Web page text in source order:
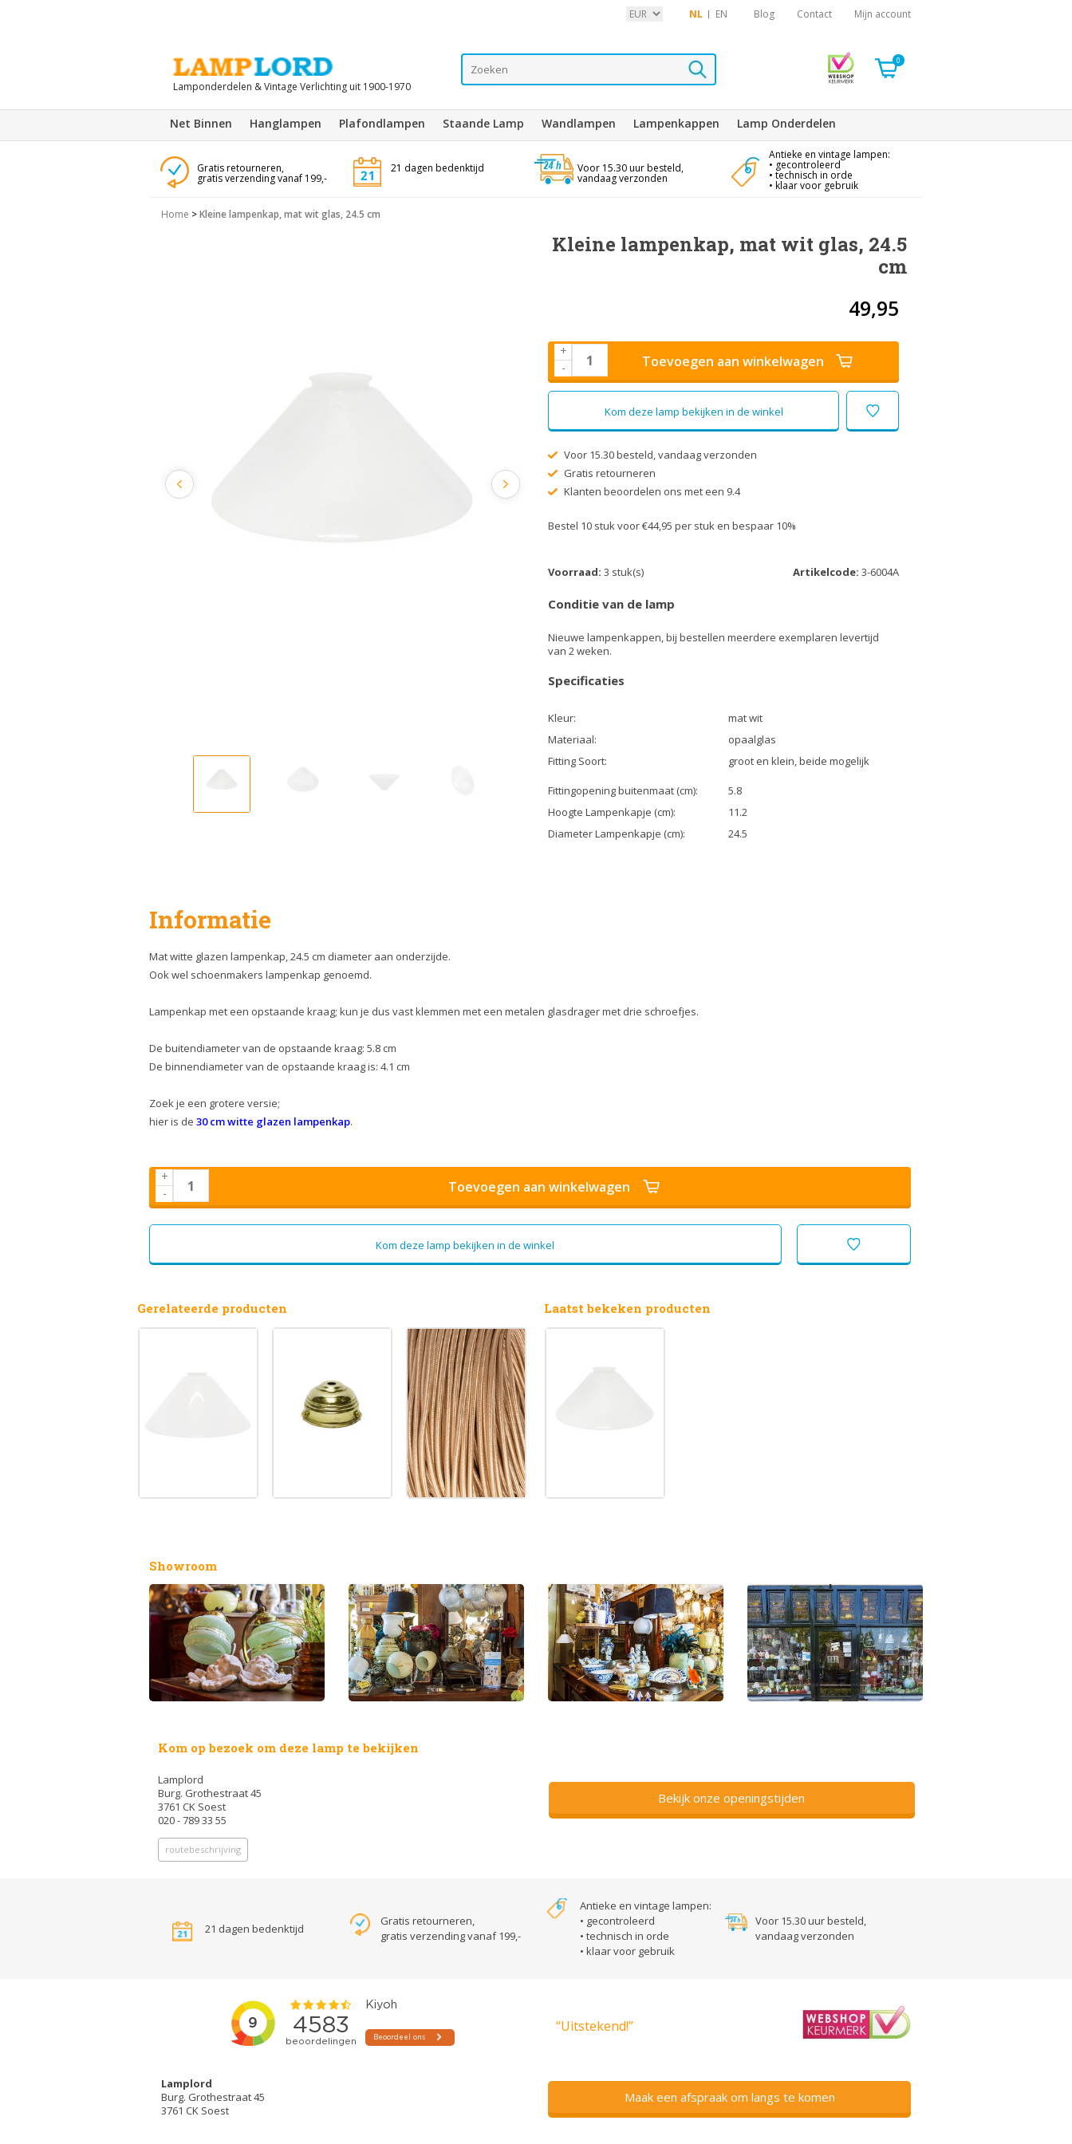
NL EN Blog Contact Mijn account
Lamponderdelen & Vintage Verlichting uit 1900-1970
0
Net Binnen Hanglampen Plafondlampen Staande Lamp Wandlampen Lampenkappen Lamp Onderdelen
Gratis retourneren,
gratis verzending vanaf 199,-
21 dagen bedenktijd Voor 15.30 uur besteld,
vandaag verzonden
Antieke en vintage lampen:
• gecontroleerd
• technisch in orde
• klaar voor gebruik
Home >Kleine lampenkap, mat wit glas, 24.5 cm
Kleine lampenkap, mat wit glas, 24.5
cm
49,95
+
-
Toevoegen aan winkelwagen
Kom deze lamp bekijken in de winkel
Voor 15.30 besteld, vandaag verzonden
Gratis retourneren
Klanten beoordelen ons met een 9.4
Bestel 10 stuk voor €44,95 per stuk en bespaar 10%
Voorraad: 3 stuk(s) Artikelcode: 3-6004A
Conditie van de lamp
Nieuwe lampenkappen, bij bestellen meerdere exemplaren levertijd
van 2 weken.
Specificaties
Kleur:
mat wit
Materiaal:
opaalglas
Fitting Soort:
groot en klein, beide mogelijk
Fittingopening buitenmaat (cm):
5.8
Hoogte Lampenkapje (cm):
11.2
Diameter Lampenkapje (cm):
24.5
Informatie
Mat witte glazen lampenkap, 24.5 cm diameter aan onderzijde.
Ook wel schoenmakers lampenkap genoemd.
Lampenkap met een opstaande kraag; kun je dus vast klemmen met een metalen glasdrager met drie schroefjes.
De buitendiameter van de opstaande kraag: 5.8 cm
De binnendiameter van de opstaande kraag is: 4.1 cm
Zoek je een grotere versie;
hier is de 30 cm witte glazen lampenkap.
+
-
Toevoegen aan winkelwagen
Kom deze lamp bekijken in de winkel
Gerelateerde producten Laatst bekeken producten
Showroom
Kom op bezoek om deze lamp te bekijken
Lamplord
Burg. Grothestraat 45
3761 CK Soest
020 - 789 33 55
routebeschrijving
Bekijk onze openingstijden
21 dagen bedenktijd
Gratis retourneren,
gratis verzending vanaf 199,-
Antieke en vintage lampen:
• gecontroleerd
• technisch in orde
• klaar voor gebruik
Voor 15.30 uur besteld,
vandaag verzonden
“Uitstekend!”
Lamplord
Burg. Grothestraat 45
3761 CK Soest
Maak een afspraak om langs te komen